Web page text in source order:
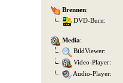
Brennen:
DVD-Burn:
Media:
BildViewer:
Video-Player:
Audio-Player: